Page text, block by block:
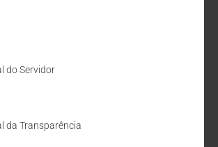
do Servidor
da Transparência